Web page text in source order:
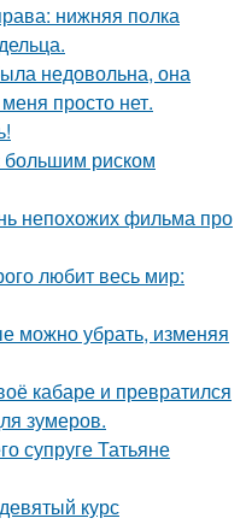
нижняя полка
недовольна, она
просто нет.
большим риском
непохожих фильма про
любит весь мир:
можно убрать, изменяя
кабаре и превратился
зумеров.
супруге Татьяне
курс